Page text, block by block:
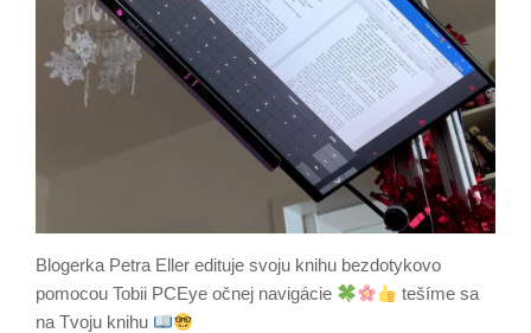
Blogerka Petra Eller edituje svoju knihu bezdotykovo
pomocou Tobii PCEye očnej navigácie
tešíme sa
na Tvoju knihu